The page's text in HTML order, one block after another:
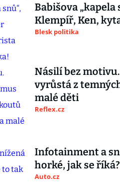
Babišova „kapela
Klempíř, Ken,
Blesk politika
Násilí bez
vyrůstá z
malé děti
Reflex.cz
Infotainment a
horké, jak se říká?
Auto.cz